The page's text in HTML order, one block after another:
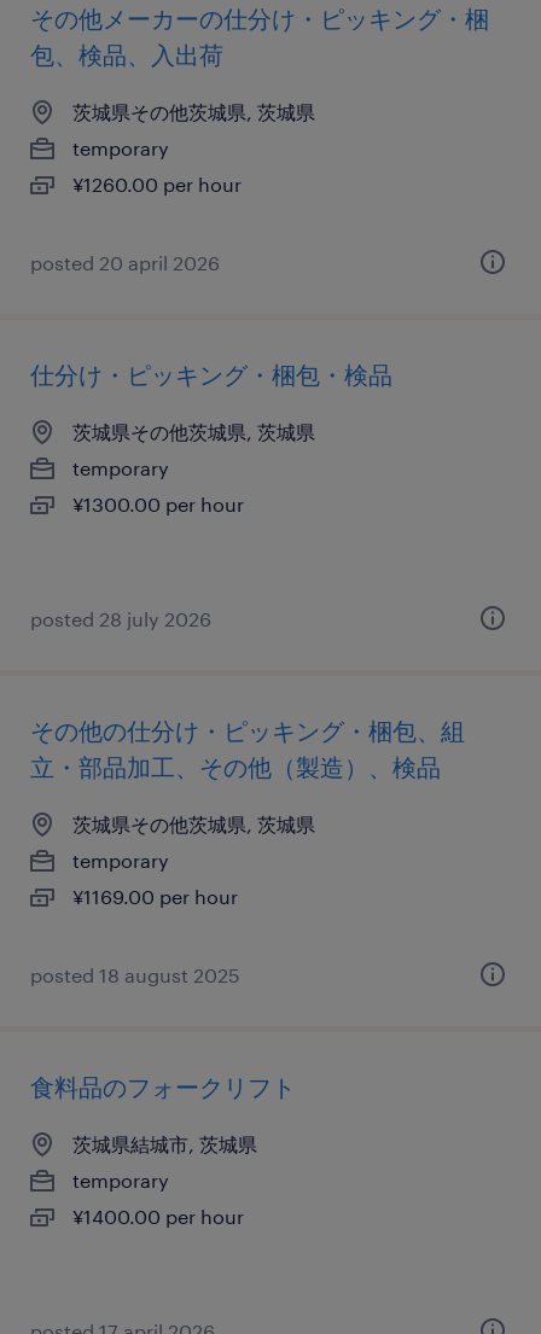
その他メーカーの仕分け・ピッキング・梱
包、検品、入出荷
茨城県その他茨城県, 茨城県
temporary
¥1260.00 per hour
posted 20 april 2026
仕分け・ピッキング・梱包・検品
茨城県その他茨城県, 茨城県
temporary
¥1300.00 per hour
posted 28 july 2026
その他の仕分け・ピッキング・梱包、組
立・部品加工、その他（製造）、検品
茨城県その他茨城県, 茨城県
temporary
¥1169.00 per hour
posted 18 august 2025
食料品のフォークリフト
茨城県結城市, 茨城県
temporary
¥1400.00 per hour